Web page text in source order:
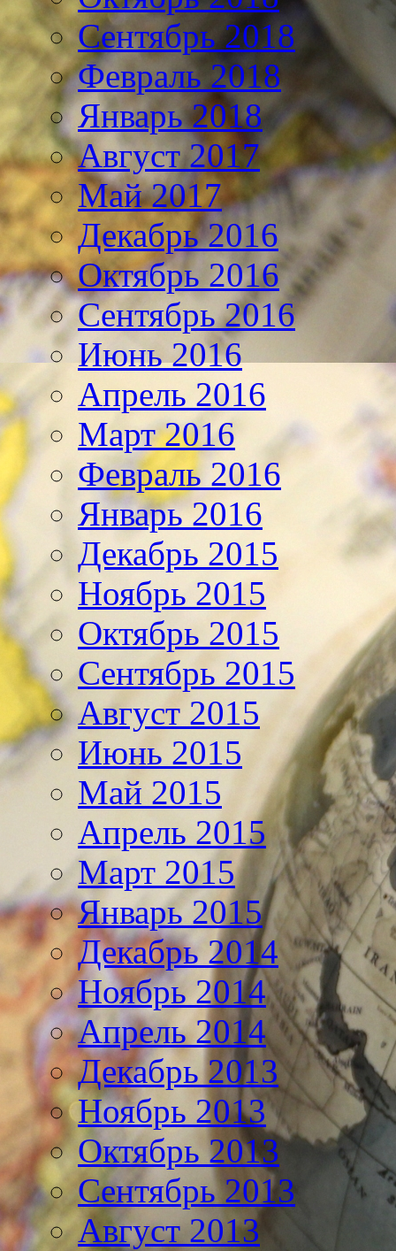
Сентябрь 2018
Февраль 2018
Январь 2018
Август 2017
Май 2017
Декабрь 2016
Октябрь 2016
Сентябрь 2016
Июнь 2016
Апрель 2016
Март 2016
Февраль 2016
Январь 2016
Декабрь 2015
Ноябрь 2015
Октябрь 2015
Сентябрь 2015
Август 2015
Июнь 2015
Май 2015
Апрель 2015
Март 2015
Январь 2015
Декабрь 2014
Ноябрь 2014
Апрель 2014
Декабрь 2013
Ноябрь 2013
Октябрь 2013
Сентябрь 2013
Август 2013